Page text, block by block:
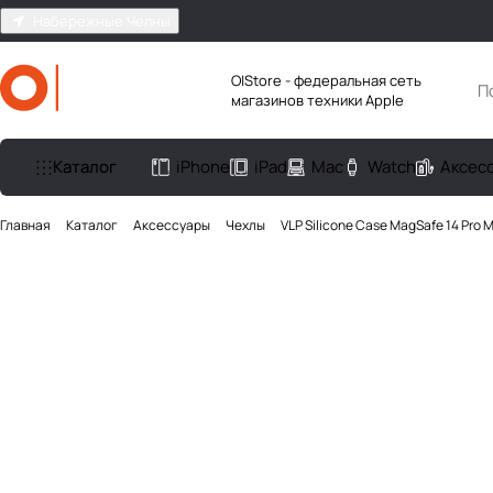
O|Store - федеральная сеть
магазинов техники Apple
Каталог iPhone iPad Mac Watch
Главная Каталог Аксесcуары Чехлы VLP Silicone Case MagSafe 14 Pro